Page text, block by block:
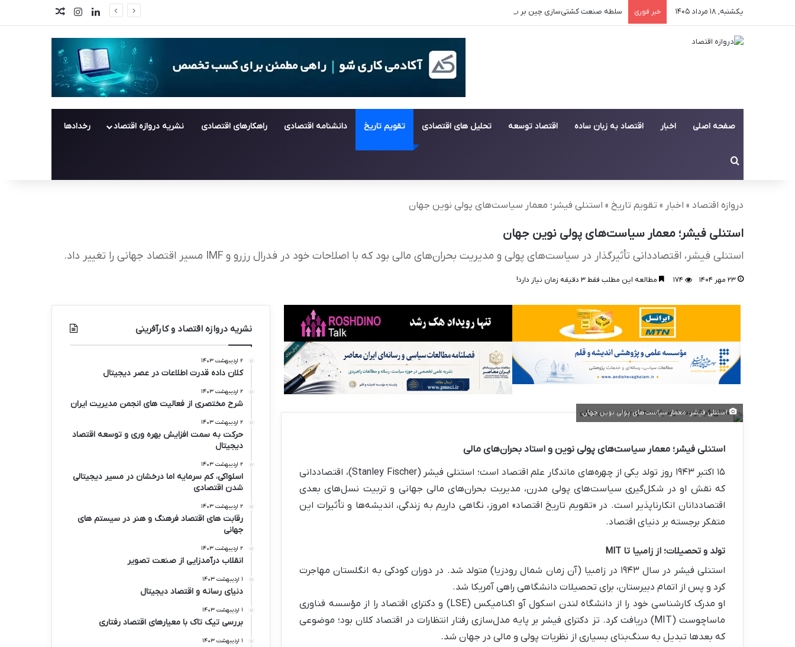
یکشنبه, ۱۸ مرداد ۱۴۰۵ خبر فوری سلطه صنعت کشتی‌سازی چین بر سفارش‌های جهانی ۲۰۲۶ لینکدیناینستاگراماخبار تصادفی
صفحه اصلی اخبار اقتصاد به زبان ساده اقتصاد توسعه تحلیل های اقتصادی تقویم تاریخ دانشنامه اقتصادی راهکارهای اقتصادی نشریه دروازه اقتصاد رخدادها
جستجو برای
دروازه اقتصاد » اخبار » تقویم تاریخ » استنلی فیشر؛ معمار سیاست‌های پولی نوین جهان
استنلی فیشر؛ معمار سیاست‌های پولی نوین جهان
استنلی فیشر، اقتصاددانی تأثیرگذار در سیاست‌های پولی و مدیریت بحران‌های مالی بود که با اصلاحات خود در فدرال رزرو و IMF مسیر اقتصاد جهانی را تغییر داد.
۲۳ مهر ۱۴۰۴ ۱۷۴ مطالعه این مطلب فقط ۳ دقیقه زمان نیاز دارد!
استنلی فیشر؛ معمار سیاست‌های پولی نوین جهان
استنلی فیشر؛ معمار سیاست‌های پولی نوین و استاد بحران‌های مالی
۱۵ اکتبر ۱۹۴۳ روز تولد یکی از چهره‌های ماندگار علم اقتصاد است؛ استنلی فیشر (Stanley Fischer)، اقتصاددانی
که نقش او در شکل‌گیری سیاست‌های پولی مدرن، مدیریت بحران‌های مالی جهانی و تربیت نسل‌های بعدی
اقتصاددانان انکارناپذیر است. در «تقویم تاریخ اقتصاد» امروز، نگاهی داریم به زندگی، اندیشه‌ها و تأثیرات این
متفکر برجسته بر دنیای اقتصاد.
تولد و تحصیلات؛ از زامبیا تا MIT
استنلی فیشر در سال ۱۹۴۳ در زامبیا (آن زمان شمال رودزیا) متولد شد. در دوران کودکی به انگلستان مهاجرت
کرد و پس از اتمام دبیرستان، برای تحصیلات دانشگاهی راهی آمریکا شد.
او مدرک کارشناسی خود را از دانشگاه لندن اسکول آو اکنامیکس (LSE) و دکترای اقتصاد را از مؤسسه فناوری
ماساچوست (MIT) دریافت کرد. تز دکترای فیشر بر پایه مدل‌سازی رفتار انتظارات در اقتصاد کلان بود؛ موضوعی
که بعدها تبدیل به سنگ‌بنای بسیاری از نظریات پولی و مالی در جهان شد.
نشریه دروازه اقتصاد و کارآفرینی
۲ اردیبهشت ۱۴۰۳
کلان داده قدرت اطلاعات در عصر دیجیتال
۲ اردیبهشت ۱۴۰۳
شرح مختصری از فعالیت های انجمن مدیریت ایران
۲ اردیبهشت ۱۴۰۳
حرکت به سمت افزایش بهره وری و توسعه اقتصاد
دیجیتال
۲ اردیبهشت ۱۴۰۳
اسلواکی، کم سرمایه اما درخشان در مسیر دیجیتالی
شدن اقتصادی
۲ اردیبهشت ۱۴۰۳
رقابت های اقتصاد فرهنگ و هنر در سیستم های
جهانی
۲ اردیبهشت ۱۴۰۳
انقلاب درآمدزایی از صنعت تصویر
۱ اردیبهشت ۱۴۰۳
دنیای رسانه و اقتصاد دیجیتال
۱ اردیبهشت ۱۴۰۳
بررسی تیک تاک با معیارهای اقتصاد رفتاری
۱ اردیبهشت ۱۴۰۳